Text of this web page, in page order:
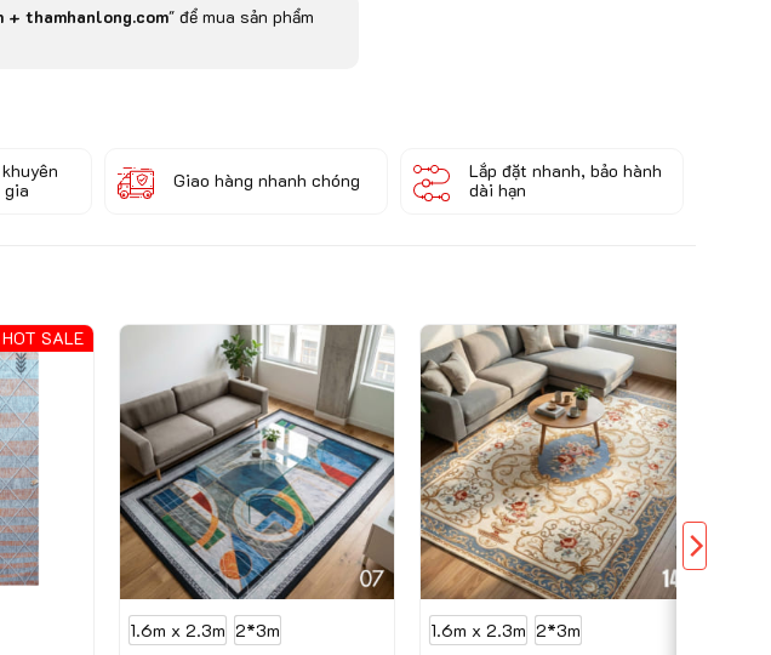
+ thamhanlong.com" để mua sản phẩm
gia
Giao hàng nhanh chóng
Lắp đặt nhanh, bảo hành
dài hạn
HOT SALE
1.6m x 2.3m 2*3m 1.6m x 2.3m 2*3m